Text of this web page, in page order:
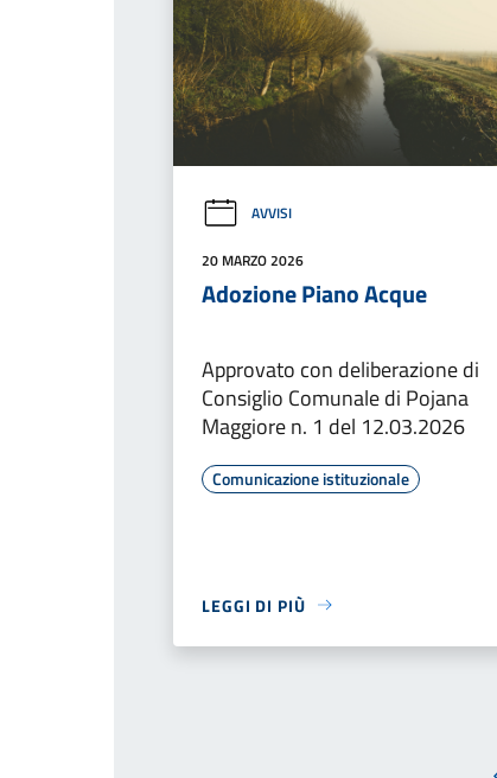
AVVISI
20 MARZO 2026
Adozione Piano Acque
Approvato con deliberazione di
Consiglio Comunale di Pojana
Maggiore n. 1 del 12.03.2026
Comunicazione istituzionale
LEGGI DI PIÙ